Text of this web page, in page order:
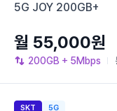
5G JOY 200GB+
200GB + 5Mbps
월 55,000원
SKT 5G